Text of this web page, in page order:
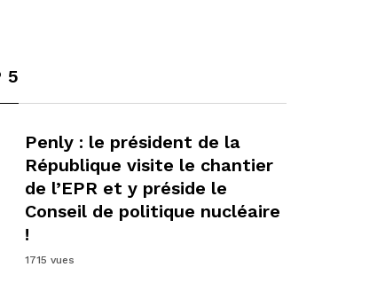
5
Penly : le président de la
République visite le chantier
de l’EPR et y préside le
Conseil de politique nucléaire
!
1715 vues